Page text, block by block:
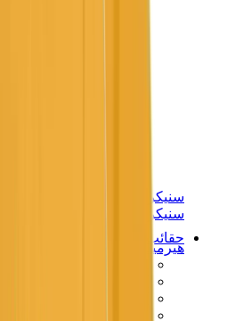
سنيكرز نسائية
سنيكرز رجالية
حقائب
هيرميس